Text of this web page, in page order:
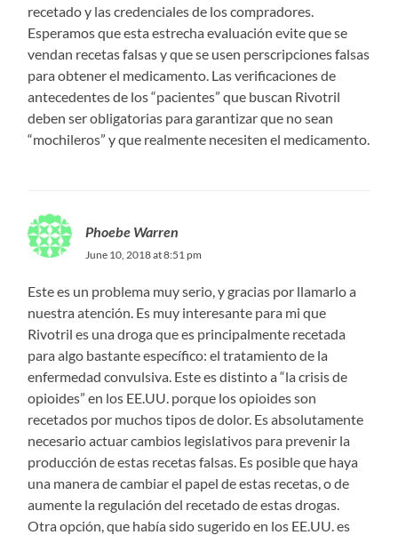
recetado y las credenciales de los compradores.
Esperamos que esta estrecha evaluación evite que se
vendan recetas falsas y que se usen perscripciones falsas
para obtener el medicamento. Las verificaciones de
antecedentes de los “pacientes” que buscan Rivotril
deben ser obligatorias para garantizar que no sean
“mochileros” y que realmente necesiten el medicamento.
Phoebe Warren
June 10, 2018 at 8:51 pm
Este es un problema muy serio, y gracias por llamarlo a
nuestra atención. Es muy interesante para mi que
Rivotril es una droga que es principalmente recetada
para algo bastante específico: el tratamiento de la
enfermedad convulsiva. Este es distinto a “la crisis de
opioides” en los EE.UU. porque los opioides son
recetados por muchos tipos de dolor. Es absolutamente
necesario actuar cambios legislativos para prevenir la
producción de estas recetas falsas. Es posible que haya
una manera de cambiar el papel de estas recetas, o de
aumente la regulación del recetado de estas drogas.
Otra opción, que había sido sugerido en los EE.UU. es